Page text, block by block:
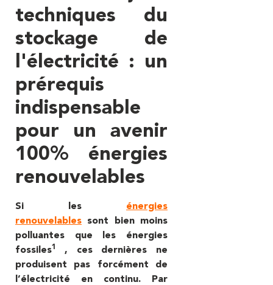
techniques du
stockage de
l'électricité : un
prérequis
indispensable
pour un avenir
100% énergies
renouvelables
Si les énergies
renouvelables sont bien moins
polluantes que les énergies
fossiles1 , ces dernières ne
produisent pas forcément de
l’électricité en continu. Par